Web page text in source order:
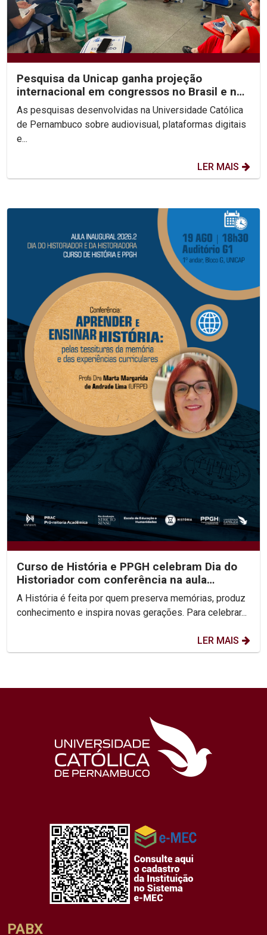
Pesquisa da Unicap ganha projeção
internacional em congressos no Brasil e no
México
As pesquisas desenvolvidas na Universidade Católica
de Pernambuco sobre audiovisual, plataformas digitais
e...
LER MAIS
Curso de História e PPGH celebram Dia do
Historiador com conferência na aula
inaugural do semestre
A História é feita por quem preserva memórias, produz
conhecimento e inspira novas gerações. Para celebrar...
LER MAIS
PABX